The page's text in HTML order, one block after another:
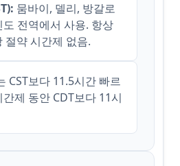
뭄바이, 델리, 방갈로
전역에서 사용. 항상
절약 시간제 없음.
CST보다 11.5시간 빠르
제 동안 CDT보다 11시